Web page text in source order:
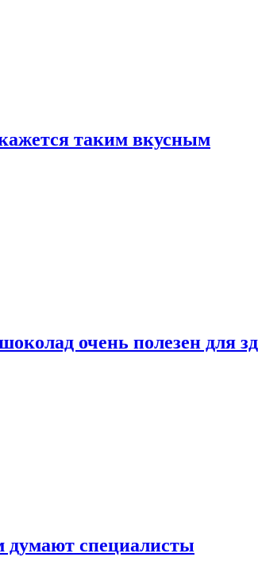
таким вкусным
очень полезен для
думают специалисты